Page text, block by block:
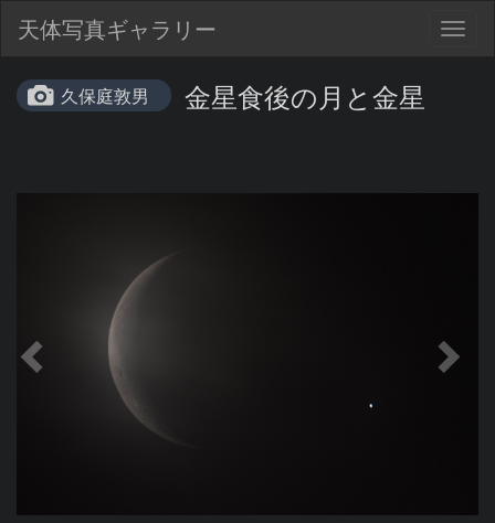
天体写真ギャラリー
久保庭敦男 金星食後の月と金星